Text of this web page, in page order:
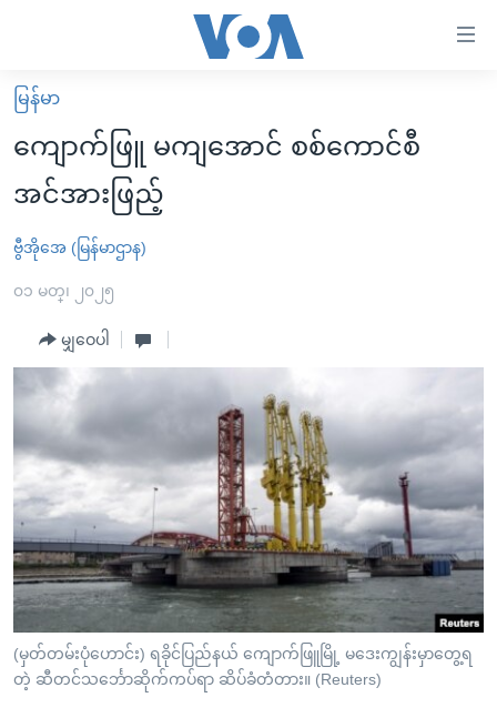
လွယ်ကူ
စေ
သည့်
များ
ပင်မ
အ
ညွန်း
စာမျက်နှာ
သို့
ကြည့်
ရန်
မူလစာမျက်နှာ
မြန်မာ
ကမ္ဘာ့သတင်းများ
နိုင်ငံတကာ
အစ္စရေး-ပါလက်စတိုင်း
ဗွီဒီယို
အင်္ဂလိပ်စာလေ့လာမယ်
အမေရိကန်သုံးအီဒီယံ
မကြေးမုံရဲ့ အင်္ဂလိပ်စာ
ရုပ်ရှင်ထဲက အင်္ဂလိပ်စာ
သုတပဒေသာ အင်္ဂလိပ်စာ
အပတ်စဉ်ကဏ္ဍများ
ရေဒီယို
တီဗွီ
ရေဒီယိုနှင့်ရုပ်သံ အချက်အလက်များ
ရေဒီယို/တီဗွီအစီအစဉ်
Learning English
ဗွီအိုအေ လူမှုကွန်ယက်များ
မြန်မာ
ကျောက်ဖြူ မကျအောင် စစ်ကောင်စီ
အင်အားဖြည့်
ဗွီအိုအေ (မြန်မာဌာန)
၀၁ မတ္၊ ၂၀၂၅
မျှဝေပါ
(မှတ်တမ်းပုံဟောင်း) ရခိုင်ပြည်နယ် ကျောက်ဖြူမြို့ မဒေးကျွန်းမှာတွေ့ရ
တဲ့ ဆီတင်သင်္ဘောဆိုက်ကပ်ရာ ဆိပ်ခံတံတား။ (Reuters)